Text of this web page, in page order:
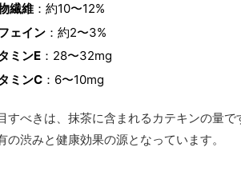
繊維 ：約10〜12%
ェイン ：約2〜3%
ミンE ：28〜32mg
ミンC ：6〜10mg
すべきは、抹茶に含まれるカテキンの量
の渋みと健康効果の源となっています。